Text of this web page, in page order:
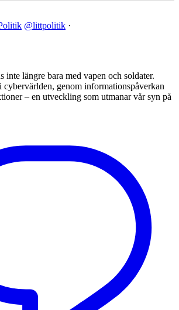
@littpolitik ·
inte längre bara med vapen och soldater.
cybervärlden, genom informationspåverkan
– en utveckling som utmanar vår syn på